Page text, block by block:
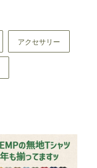
アクセサリー